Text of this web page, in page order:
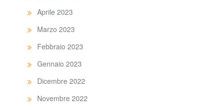
Aprile 2023
Marzo 2023
Febbraio 2023
Gennaio 2023
Dicembre 2022
Novembre 2022